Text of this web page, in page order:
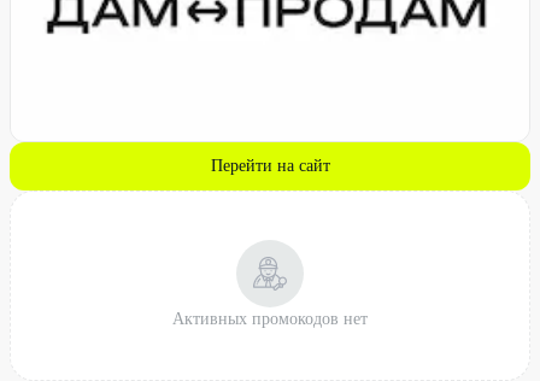
Перейти на сайт
Активных промокодов нет